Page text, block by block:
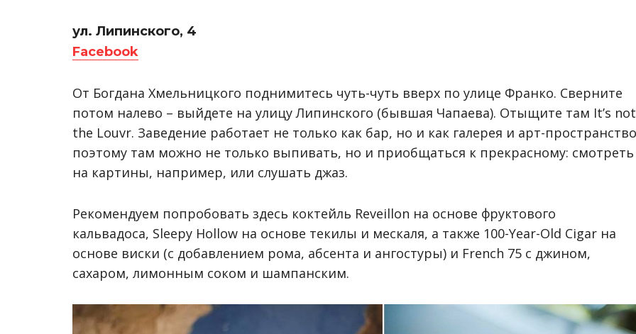
ул. Липинского, 4
Facebook
От Богдана Хмельницкого поднимитесь чуть-чуть вверх по улице Франко. Сверните
потом налево – выйдете на улицу Липинского (бывшая Чапаева). Отыщите там It’s not
the Louvr. Заведение работает не только как бар, но и как галерея и арт-
поэтому там можно не только выпивать, но и приобщаться к прекрасному: смотреть
на картины, например, или слушать джаз.
Рекомендуем попробовать здесь коктейль Reveillon на основе фруктового
кальвадоса, Sleepy Hollow на основе текилы и мескаля, а также 100-Year-Old Cigar на
основе виски (с добавлением рома, абсента и ангостуры) и French 75 с джином,
сахаром, лимонным соком и шампанским.